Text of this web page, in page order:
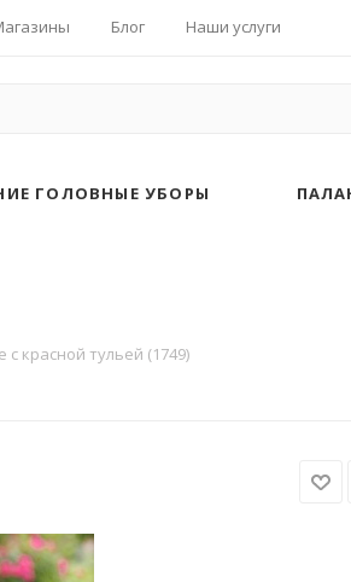
Блог Наши услуги
ГОЛОВНЫЕ УБОРЫ
с красной тульей (1749)